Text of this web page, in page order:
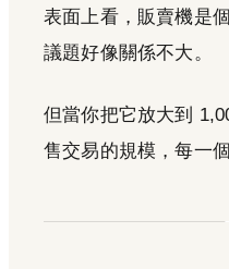
表面上看，販賣機是
議題好像關係不大。
但當你把它放大到
售交易的規模，每一